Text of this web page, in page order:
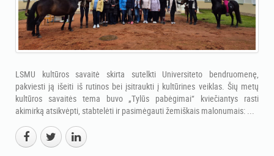
LSMU kultūros savaitė skirta sutelkti Universiteto bendruomenę,
pakviesti ją išeiti iš rutinos bei įsitraukti į kultūrines veiklas. Šių metų
kultūros savaitės tema buvo „Tylūs pabėgimai“ kviečiantys rasti
akimirką atsikvėpti, stabtelėti ir pasimėgauti žemiškais malonumais: ...